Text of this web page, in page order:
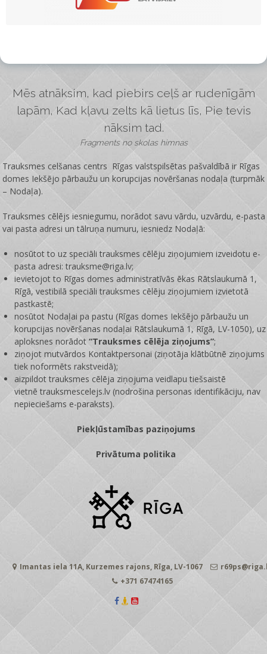
Mēs atnāksim, kad piebirs ceļš ar rudenīgām
lapām, Kad kļavu zelts kā lietus līs, Pie tevis
nāksim tad.
Fragments no skolas himnas
Trauksmes celšanas centrs Rīgas valstspilsētas pašvaldībā ir Rīgas
domes Iekšējo pārbaužu un korupcijas novēršanas nodaļa (turpmāk
– Nodaļa).
Trauksmes cēlējs iesniegumu, norādot savu vārdu, uzvārdu, e-pasta
vai pasta adresi un tālruņa numuru, iesniedz Nodaļā:
nosūtot to uz speciāli trauksmes cēlēju ziņojumiem izveidotu e-
pasta adresi: trauksme@riga.lv;
ievietojot to Rīgas domes administratīvās ēkas Rātslaukumā 1,
Rīgā, vestibilā speciāli trauksmes cēlēju ziņojumiem izvietotā
pastkastē;
nosūtot Nodaļai pa pastu (Rīgas domes Iekšējo pārbaužu un
korupcijas novēršanas nodaļai Rātslaukumā 1, Rīgā, LV-1050), uz
aploksnes norādot“Trauksmes cēlēja ziņojums”;
ziņojot mutvārdos Kontaktpersonai (ziņotāja klātbūtnē ziņojums
tiek noformēts rakstveidā);
aizpildot trauksmes cēlēja ziņojuma veidlapu tiešsaistē
vietnētrauksmescelejs.lv (nodrošina personas identifikāciju, nav
nepieciešams e-paraksts).
Piekļūstamības paziņojums
Privātuma politika
Imantas iela 11A, Kurzemes rajons, Rīga, LV-1067
+371 67474165